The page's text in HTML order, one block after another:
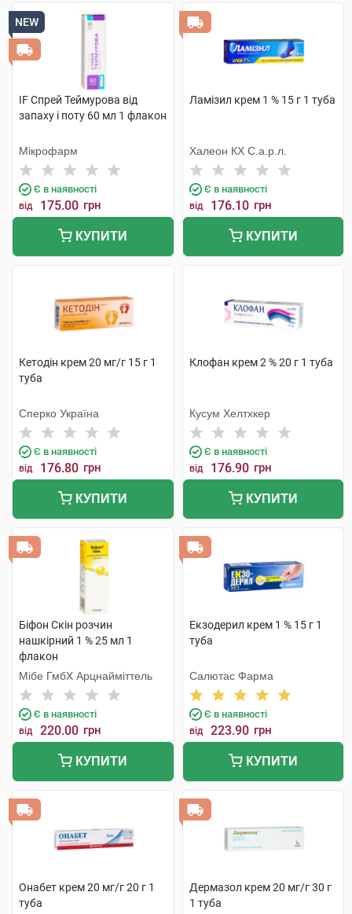
NEW
IF Спрей Теймурова від
запаху і поту 60 мл 1 флакон
Мікрофарм
Є в наявності
від 175.00 грн
КУПИТИ
Ламізил крем 1 % 15 г 1 туба
Халеон КХ С.а.р.л.
Є в наявності
від 176.10 грн
КУПИТИ
Кетодін крем 20 мг/г 15 г 1
туба
Сперко Україна
Є в наявності
від 176.80 грн
КУПИТИ
Клофан крем 2 % 20 г 1 туба
Кусум Хелтхкер
Є в наявності
від 176.90 грн
КУПИТИ
Біфон Скін розчин
нашкірний 1 % 25 мл 1
флакон
Мібе ГмбХ Арцнайміттель
Є в наявності
від 220.00 грн
КУПИТИ
Екзодерил крем 1 % 15 г 1
туба
Салютас Фарма
Є в наявності
від 223.90 грн
КУПИТИ
Онабет крем 20 мг/г 20 г 1
туба
Дермазол крем 20 мг/г 30 г
1 туба